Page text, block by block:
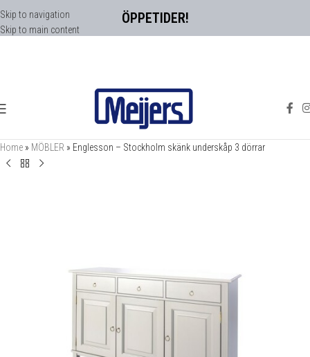
ÖPPETIDER!
Skip to navigation
Skip to main content
Home » MÖBLER » Englesson – Stockholm skänk underskåp 3 dörrar